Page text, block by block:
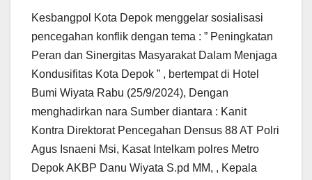
Kesbangpol Kota Depok menggelar sosialisasi
pencegahan konflik dengan tema : ” Peningkatan
Peran dan Sinergitas Masyarakat Dalam Menjaga
Kondusifitas Kota Depok ” , bertempat di Hotel
Bumi Wiyata Rabu (25/9/2024), Dengan
menghadirkan nara Sumber diantara : Kanit
Kontra Direktorat Pencegahan Densus 88 AT Polri
Agus Isnaeni Msi, Kasat Intelkam polres Metro
Depok AKBP Danu Wiyata S.pd MM, , Kepala